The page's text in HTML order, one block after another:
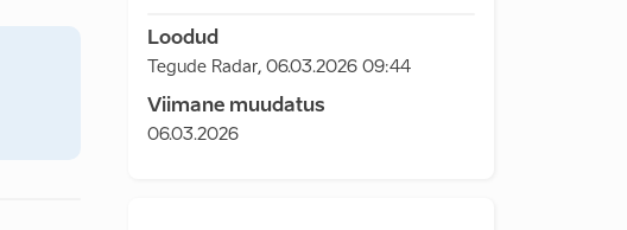
Loodud
Tegude Radar, 06.03.2026 09:44
Viimane muudatus
06.03.2026